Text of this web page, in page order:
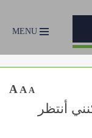
MENU
A A A
أنتظر